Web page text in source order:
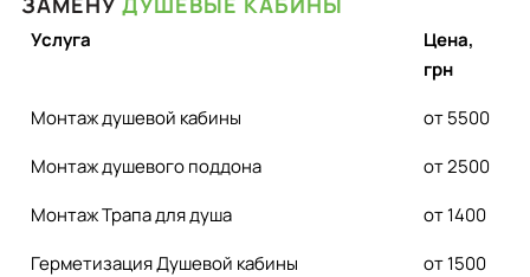
Услуга
Цена,
грн
Монтаж душевой кабины
от 5500
Монтаж душевого поддона
от 2500
Монтаж Трапа для душа
от 1400
Герметизация Душевой кабины
от 1500